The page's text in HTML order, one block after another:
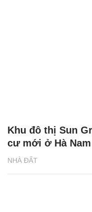
NHÀ ĐẤT
Khu đô thị Sun
cư mới ở Hà Nam